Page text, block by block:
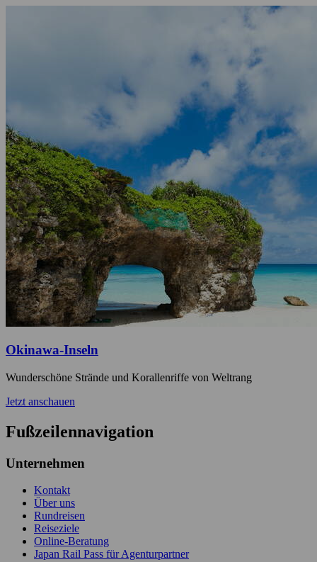
Okinawa-Inseln
Wunderschöne Strände und Korallenriffe von Weltrang
Jetzt anschauen
Fußzeilennavigation
Unternehmen
Kontakt
Über uns
Rundreisen
Reiseziele
Online-Beratung
Japan Rail Pass für Agenturpartner